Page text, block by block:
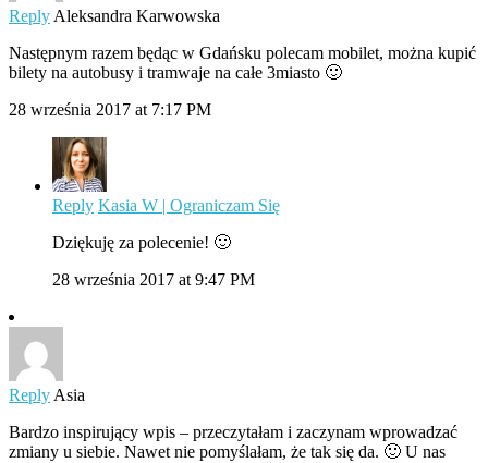
Reply Aleksandra Karwowska
Następnym razem będąc w Gdańsku polecam mobilet, można kupić
bilety na autobusy i tramwaje na całe 3miasto 🙂
28 września 2017 at 7:17 PM
Reply Kasia W | Ograniczam Się
Dziękuję za polecenie! 🙂
28 września 2017 at 9:47 PM
Reply Asia
Bardzo inspirujący wpis – przeczytałam i zaczynam wprowadzać
zmiany u siebie. Nawet nie pomyślałam, że tak się da. 🙂 U nas